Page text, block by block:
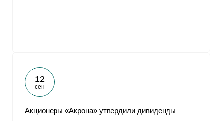
12
сен
Акционеры «Акрона» утвердили дивиденды